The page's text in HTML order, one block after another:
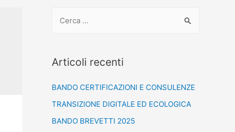
Articoli recenti
BANDO CERTIFICAZIONI E CONSULENZE
TRANSIZIONE DIGITALE ED ECOLOGICA
BANDO BREVETTI 2025